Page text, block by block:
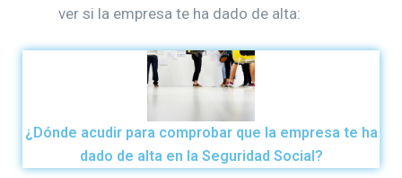
ver si la empresa te ha dado de alta:
¿Dónde acudir para comprobar que la empresa te ha
dado de alta en la Seguridad Social?